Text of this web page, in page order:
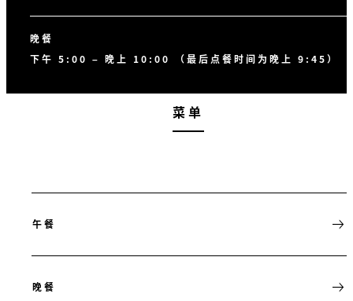
晚餐
下午 5:00 – 晚上 10:00 （最后点餐时间为晚上 9:45）
菜单
午餐
晚餐